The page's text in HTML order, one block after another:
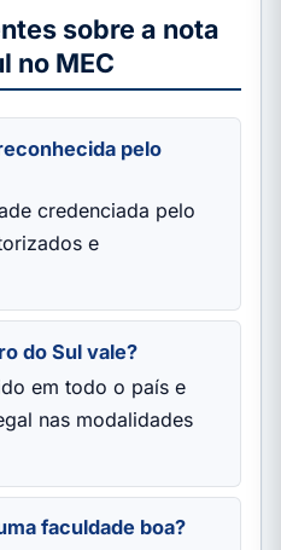
sobre a nota
no MEC
pelo
credenciada pelo
e
do Sul vale?
em todo o país e
nas modalidades
faculdade boa?